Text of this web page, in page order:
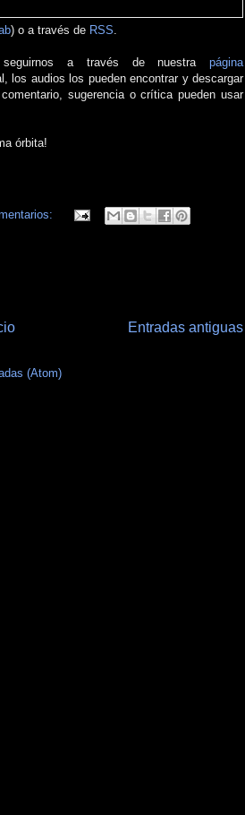
) o a través de RSS.
a través de nuestra página
los audios los pueden encontrar y descargar
sugerencia o crítica pueden usar
órbita!
Entradas antiguas
(Atom)